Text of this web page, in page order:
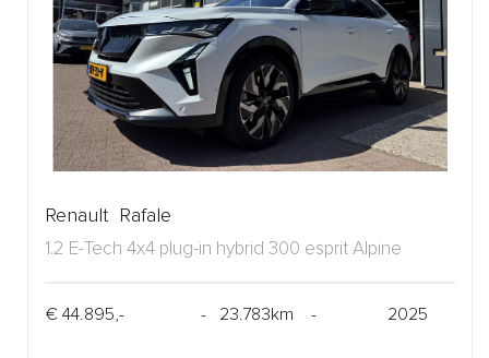
Renault Rafale
1.2 E-Tech 4x4 plug-in hybrid 300 esprit Alpine
€ 44.895,- - 23.783km - 2025